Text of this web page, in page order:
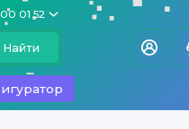
01 52
Найти